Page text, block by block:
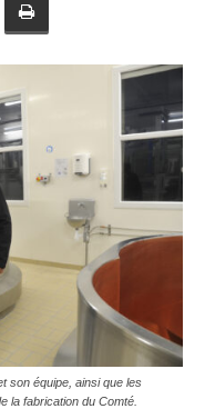
son équipe, ainsi que les
la fabrication du Comté.